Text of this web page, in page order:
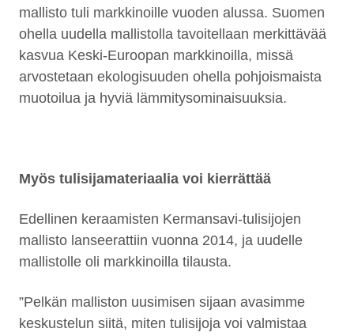
mallisto tuli markkinoille vuoden alussa. Suomen
ohella uudella mallistolla tavoitellaan merkittävää
kasvua Keski-Euroopan markkinoilla, missä
arvostetaan ekologisuuden ohella pohjoismaista
muotoilua ja hyviä lämmitysominaisuuksia.
Myös tulisijamateriaalia voi kierrättää
Edellinen keraamisten Kermansavi-tulisijojen
mallisto lanseerattiin vuonna 2014, ja uudelle
mallistolle oli markkinoilla tilausta.
”Pelkän malliston uusimisen sijaan avasimme
keskustelun siitä, miten tulisijoja voi valmistaa